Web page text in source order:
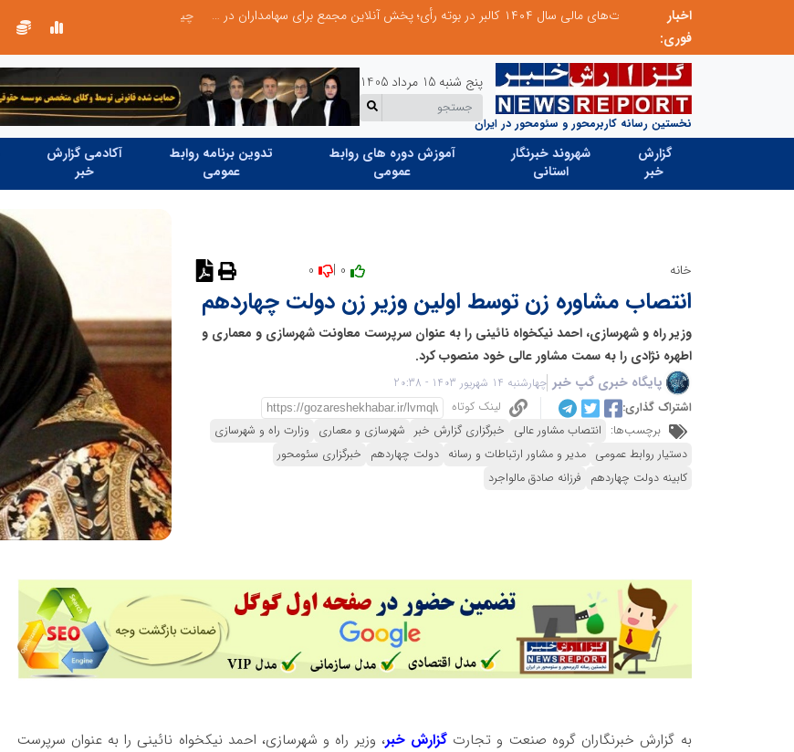
اخبار
فوری:
چیستی طراشعر از نگاه امین افضل‌پور؛ چگونه یک شاعر ایرانی با انقلاب در جایگاه حرف، شعر را از متن خطی به میدان ادراک بصری تبدیل کرد؟
نخستین رسانه کاربرمحور و سئومحور در ایران
پنج شنبه 15 مرداد 1405
گزارش
خبر
شهروند خبرنگار
استانی
آموزش دوره های روابط
عمومی
تدوین برنامه روابط
عمومی
آکادمی گزارش
خبر
خانه
انتصاب مشاوره زن توسط اولین وزیر زن دولت چهاردهم
وزیر راه و شهرسازی، احمد نیکخواه نائینی را به عنوان سرپرست معاونت شهرسازی و معماری و
اطهره نژادی را به سمت مشاور عالی خود منصوب کرد.
پایگاه خبری گپ خبر چهارشنبه 14 شهریور 1403 - 20:38
اشتراک گذاری:
لینک کوتاه
برچسب‌ها: انتصاب مشاور عالی خبرگزاری گزارش خبر شهرسازی و معماری وزارت راه و شهرسازی
دستیار روابط عمومی مدیر و مشاور ارتباطات و رسانه دولت چهاردهم خبرگزاری سئومحور
کابینه دولت چهاردهم فرزانه صادق مالواجرد
به گزارش خبرنگاران گروه صنعت و تجارت گزارش خبر، وزیر راه و شهرسازی، احمد نیکخواه نائینی را به عنوان سرپرست